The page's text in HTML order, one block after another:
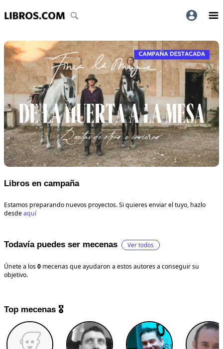
Libros en campaña
Estamos preparando nuevos proyectos. Si quieres enviar el tuyo, hazlo
desdeaquí
Todavía puedes ser mecenas Ver todos
Únete a los0 mecenas que ayudaron a estos autores a conseguir su
objetivo.
Top mecenas 🎖